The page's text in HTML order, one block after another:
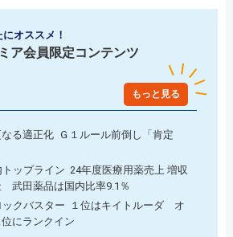
にオススメ！
ア会員限定コンテンツ
もっと見る
る適正化 Ｇ１ルール前倒し「肯定
ップライン 24年度医療用薬売上 増収
武田薬品は国内比率9.1％
ックバスター １位はキイトルーダ オ
にランクイン